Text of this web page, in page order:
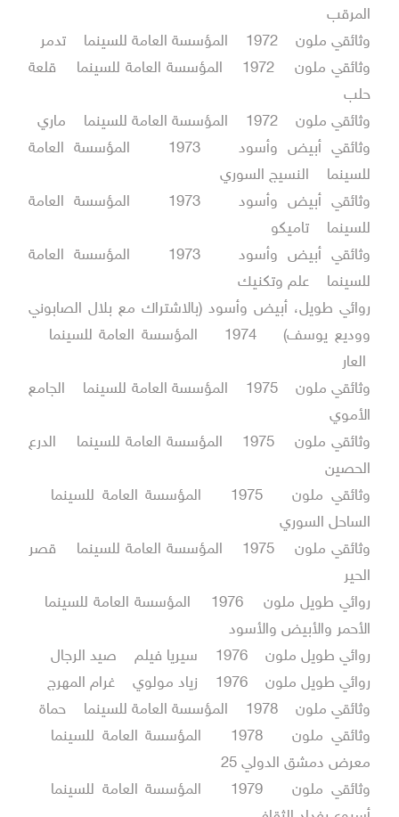
المرقب
وثائقي ملون 1972 المؤسسة العامة للسينما تدمر
وثائقي ملون 1972 المؤسسة العامة للسينما قلعة
حلب
وثائقي ملون 1972 المؤسسة العامة للسينما ماري
وثائقي أبيض وأسود 1973 المؤسسة العامة
للسينما النسيج السوري
وثائقي أبيض وأسود 1973 المؤسسة العامة
للسينما تاميكو
وثائقي أبيض وأسود 1973 المؤسسة العامة
للسينما علم وتكنيك
روائي طويل، أبيض وأسود (بالاشتراك مع بلال الصابوني
ووديع يوسف) 1974 المؤسسة العامة للسينما
العار
وثائقي ملون 1975 المؤسسة العامة للسينما الجامع
الأموي
وثائقي ملون 1975 المؤسسة العامة للسينما الدرع
الحصين
وثائقي ملون 1975 المؤسسة العامة للسينما
الساحل السوري
وثائقي ملون 1975 المؤسسة العامة للسينما قصر
الحير
روائي طويل ملون 1976 المؤسسة العامة للسينما
الأحمر والأبيض والأسود
روائي طويل ملون 1976 سيريا فيلم صيد الرجال
روائي طويل ملون 1976 زياد مولوي غرام المهرج
وثائقي ملون 1978 المؤسسة العامة للسينما حماة
وثائقي ملون 1978 المؤسسة العامة للسينما
معرض دمشق الدولي 25
وثائقي ملون 1979 المؤسسة العامة للسينما